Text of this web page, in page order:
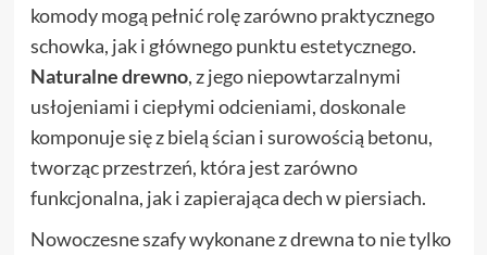
komody mogą pełnić rolę zarówno praktycznego
schowka, jak i głównego punktu estetycznego.
Naturalne drewno, z jego niepowtarzalnymi
usłojeniami i ciepłymi odcieniami, doskonale
komponuje się z bielą ścian i surowością betonu,
tworząc przestrzeń, która jest zarówno
funkcjonalna, jak i zapierająca dech w piersiach.
Nowoczesne szafy wykonane z drewna to nie tylko